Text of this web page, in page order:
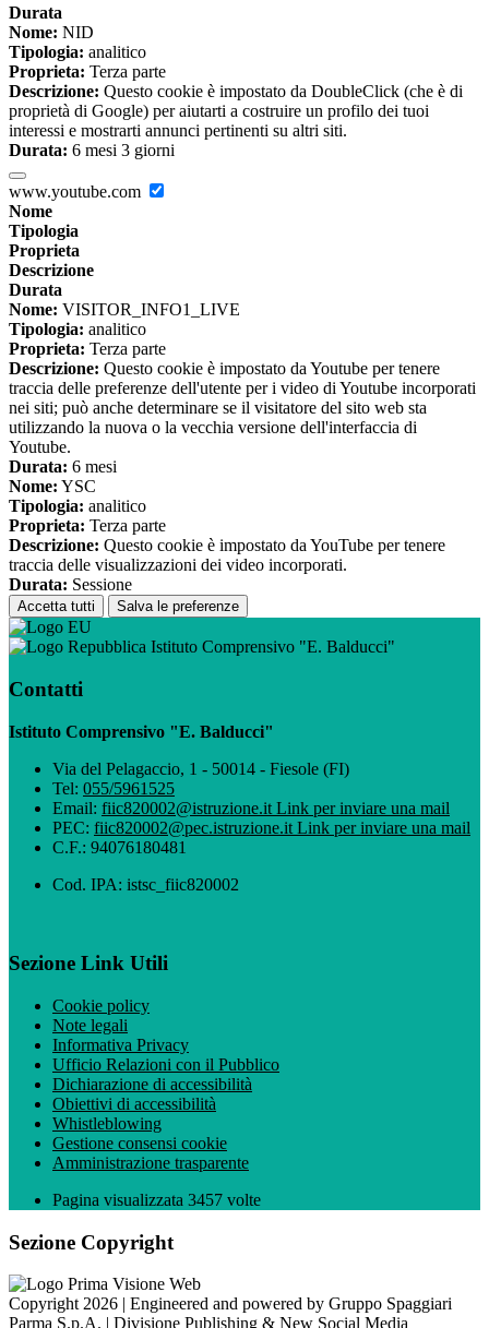
Durata
Nome: NID
Tipologia: analitico
Proprieta: Terza parte
Descrizione: Questo cookie è impostato da DoubleClick (che è di
proprietà di Google) per aiutarti a costruire un profilo dei tuoi
interessi e mostrarti annunci pertinenti su altri siti.
Durata: 6 mesi 3 giorni
www.youtube.com
Nome
Tipologia
Proprieta
Descrizione
Durata
Nome: VISITOR_INFO1_LIVE
Tipologia: analitico
Proprieta: Terza parte
Descrizione: Questo cookie è impostato da Youtube per tenere
traccia delle preferenze dell'utente per i video di Youtube incorporati
nei siti; può anche determinare se il visitatore del sito web sta
utilizzando la nuova o la vecchia versione dell'interfaccia di
Youtube.
Durata: 6 mesi
Nome: YSC
Tipologia: analitico
Proprieta: Terza parte
Descrizione: Questo cookie è impostato da YouTube per tenere
traccia delle visualizzazioni dei video incorporati.
Durata: Sessione
Accetta tutti Salva le preferenze
Istituto Comprensivo "E. Balducci"
Contatti
Istituto Comprensivo "E. Balducci"
Via del Pelagaccio, 1 - 50014 - Fiesole (FI)
Tel: 055/5961525
Email: fiic820002@istruzione.it Link per inviare una mail
PEC: fiic820002@pec.istruzione.it Link per inviare una mail
C.F.: 94076180481
Cod. IPA: istsc_fiic820002
Sezione Link Utili
Cookie policy
Note legali
Informativa Privacy
Ufficio Relazioni con il Pubblico
Dichiarazione di accessibilità
Obiettivi di accessibilità
Whistleblowing
Gestione consensi cookie
Amministrazione trasparente
Pagina visualizzata 3457 volte
Sezione Copyright
Copyright 2026 | Engineered and powered by Gruppo Spaggiari
Parma S.p.A. | Divisione Publishing & New Social Media